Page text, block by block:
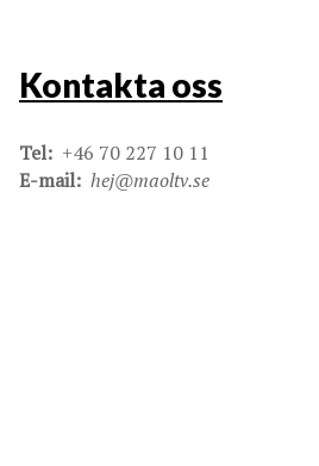
Kontakta oss
Tel: +46 70 227 10 11
E-mail: hej@maoltv.se